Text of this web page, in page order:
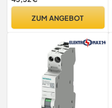
ZUM ANGEBOT